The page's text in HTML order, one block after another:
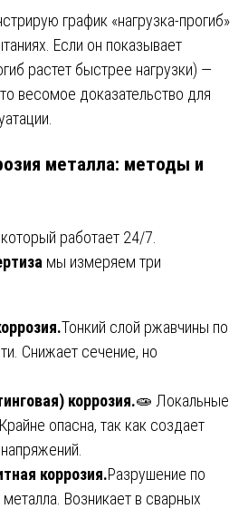
график «нагрузка-прогиб»
Если он показывает
растет быстрее нагрузки) —
весомое доказательство для
металла: методы и
работает 24/7.
мы измеряем три
Тонкий слой ржавчины по
Снижает сечение, но
коррозия.🧫 Локальные
опасна, так как создает
коррозия.Разрушение по
Возникает в сварных